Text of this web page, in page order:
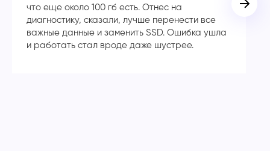
что еще около 100 гб есть. Отнес на
диагностику, сказали, лучше перенести все
важные данные и заменить SSD. Ошибка ушла
и работать стал вроде даже шустрее.